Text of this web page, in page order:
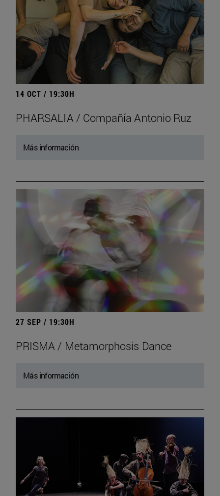
14 OCT / 19:30H
PHARSALIA / Compañía Antonio Ruz
Más información
27 SEP / 19:30H
PRISMA / Metamorphosis Dance
Más información